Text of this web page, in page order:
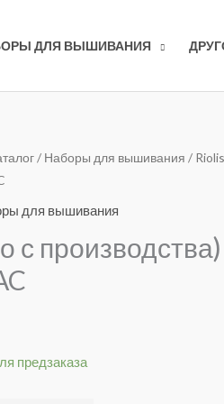
ДЛЯ ВЫШИВАНИЯ
/ Наборы для вышивания / Riolis
для вышивания
с
предзаказа